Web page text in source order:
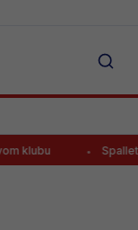
Spalletti već